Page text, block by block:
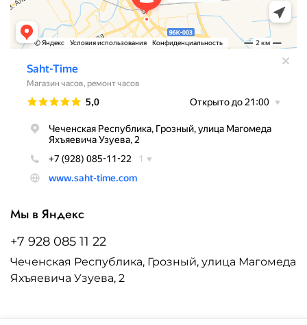
Мы в Яндекс
+7 928 085 11 22
Чеченская Республика, Грозный, улица Магомеда
Яхъяевича Узуева, 2